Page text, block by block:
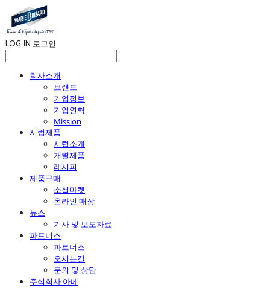
LOG IN 로그인
회사소개
브랜드
기업정보
기업연혁
Mission
시럽제품
시럽소개
개별제품
레시피
제품구매
소셜마켓
온라인 매장
뉴스
기사 및 보도자료
파트너스
파트너스
오시는길
문의 및 상담
주식회사 아베